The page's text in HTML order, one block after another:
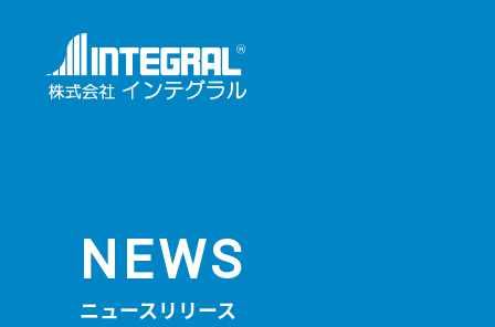
NEWS
ニュースリリース